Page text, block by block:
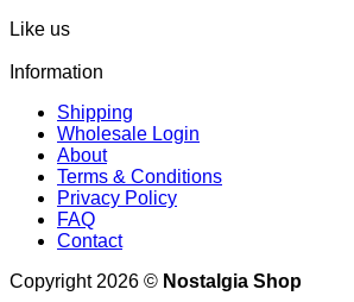
Like us
Information
Shipping
Wholesale Login
About
Terms & Conditions
Privacy Policy
FAQ
Contact
Copyright 2026 © Nostalgia Shop